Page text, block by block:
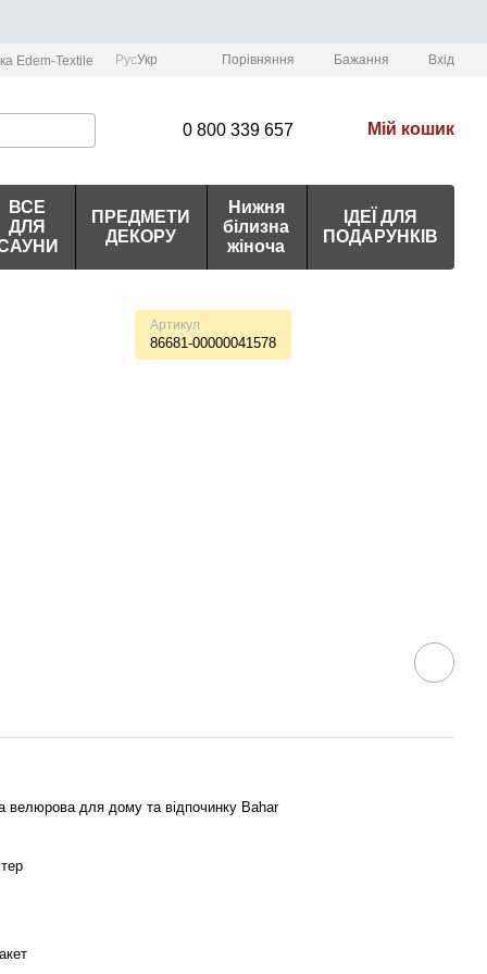
Edem-Textile РусУкр Порівняння Бажання Вхід
0 800 339 657 Мій кошик
ВСЕ
ДЛЯ
ПРЕДМЕТИ
ДЕКОРУ
Нижня
білизна
жіноча
ІДЕЇ ДЛЯ
ПОДАРУНКІВ
Артикул
86681-00000041578
велюрова для дому та відпочинку Bahar